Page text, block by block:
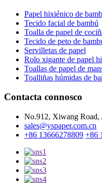
Papel hixiénico de
Tecido facial de bambú
Toalla de papel de
Tecido de peto de
Servilletas de papel
Rolo xigante de papel
Toallas de papel de
Toalliñas húmidas de
Contacta connosco
No.912, Xiwang Road,
sales@yspaper.com.cn
+86 13666278809 +86